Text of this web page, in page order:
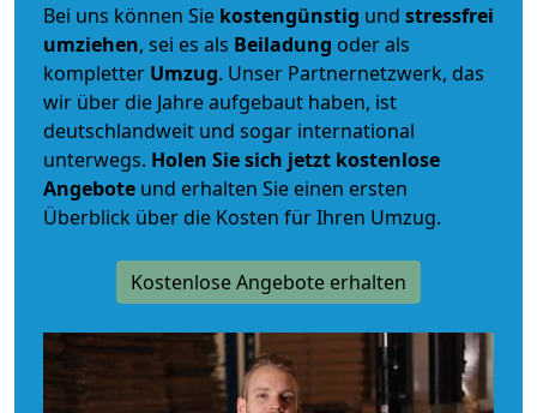
Bei uns können Sie kostengünstig und stressfrei
umziehen, sei es als Beiladung oder als
kompletter Umzug. Unser Partnernetzwerk, das
wir über die Jahre aufgebaut haben, ist
deutschlandweit und sogar international
unterwegs. Holen Sie sich jetzt kostenlose
Angebote und erhalten Sie einen ersten
Überblick über die Kosten für Ihren Umzug.
Kostenlose Angebote erhalten